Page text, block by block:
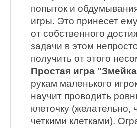
попыток и
игры. Это принесет
от собственного
задачи в этом
получить от этого
Простая игра
рукам маленького
научит проводить
клеточку
четкими клетками).